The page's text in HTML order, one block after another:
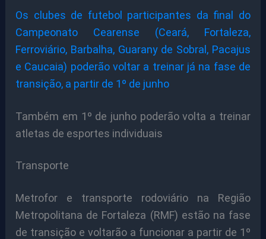
Os clubes de futebol participantes da final do
Campeonato Cearense (Ceará, Fortaleza,
Ferroviário, Barbalha, Guarany de Sobral, Pacajus
e Caucaia) poderão voltar a treinar já na fase de
transição, a partir de 1º de junho
Também em 1º de junho poderão volta a treinar
atletas de esportes individuais
Transporte
Metrofor e transporte rodoviário na Região
Metropolitana de Fortaleza (RMF) estão na fase
de transição e voltarão a funcionar a partir de 1º